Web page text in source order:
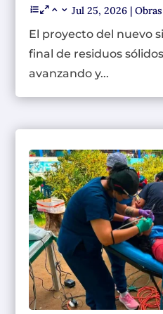
Jul 25, 2026 |
El proyecto del nuevo
final de residuos
avanzando y...